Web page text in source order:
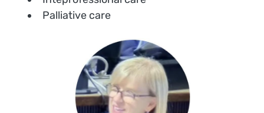
Palliative care